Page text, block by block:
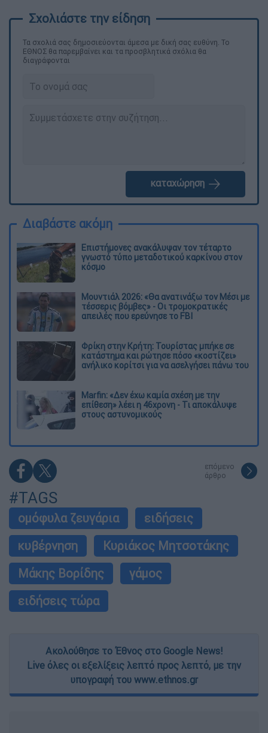
Τα σχολιά σας δημοσιεύονται άμεσα με δική σας ευθύνη. Το
ΕΘΝΟΣ θα παρεμβαίνει και τα προσβλητικά σχόλια θα
διαγράφονται
καταχώρηση
Διαβάστε ακόμη
Επιστήμονες ανακάλυψαν τον τέταρτο
γνωστό τύπο μεταδοτικού καρκίνου στον
κόσμο
Μουντιάλ 2026: «Θα ανατινάξω τον Μέσι με
τέσσερις βόμβες» - Οι τρομοκρατικές
απειλές που ερεύνησε το FBI
Φρίκη στην Κρήτη: Τουρίστας μπήκε σε
κατάστημα και ρώτησε πόσο «κοστίζει»
ανήλικο κορίτσι για να ασελγήσει πάνω του
Marfin: «Δεν έχω καμία σχέση με την
επίθεση» λέει η 46χρονη - Τι αποκάλυψε
στους αστυνομικούς
επόμενο
άρθρο
#TAGS
ομόφυλα ζευγάρια
ειδήσεις
κυβέρνηση
Κυριάκος Μητσοτάκης
Μάκης Βορίδης
γάμος
ειδήσεις τώρα
Ακολούθησε το Έθνος στο Google News!
Live όλες οι εξελίξεις λεπτό προς λεπτό, με την
υπογραφή του www.ethnos.gr